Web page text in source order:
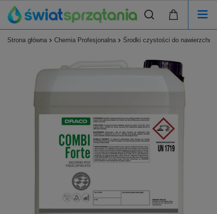
Strona główna Chemia Profesjonalna Środki czystości do nawierzchni